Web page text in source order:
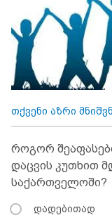
თქვენი აზრი
როგორ
დაცვის კუთხით
საქართველოში?
დადებითად